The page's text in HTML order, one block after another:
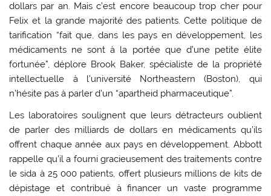
dollars par an. Mais c’est encore beaucoup trop cher pour
Felix et la grande majorité des patients. Cette politique de
tarification “fait que, dans les pays en développement, les
médicaments ne sont à la portée que d’une petite élite
fortunée”, déplore Brook Baker, spécialiste de la propriété
intellectuelle à l’université Northeastern (Boston), qui
n’hésite pas à parler d’un “apartheid pharmaceutique”.
Les laboratoires soulignent que leurs détracteurs oublient
de parler des milliards de dollars en médicaments qu’ils
offrent chaque année aux pays en développement. Abbott
rappelle qu’il a fourni gracieusement des traitements contre
le sida à 25 000 patients, offert plusieurs millions de kits de
dépistage et contribué à financer un vaste programme